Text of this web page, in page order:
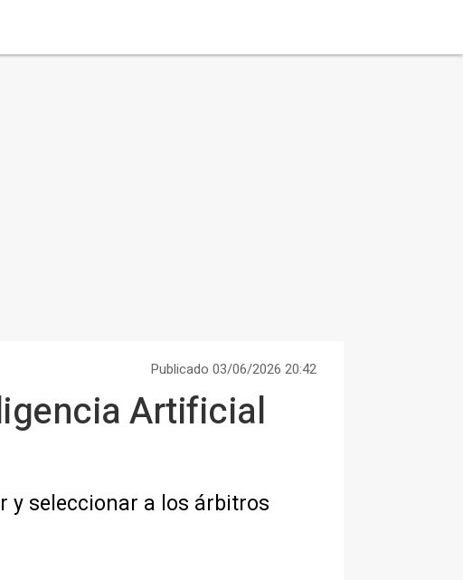
Publicado 03/06/2026 20:42
Artificial
y seleccionar a los árbitros